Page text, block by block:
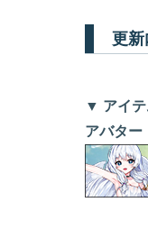
更
▼ アイテ
アバター